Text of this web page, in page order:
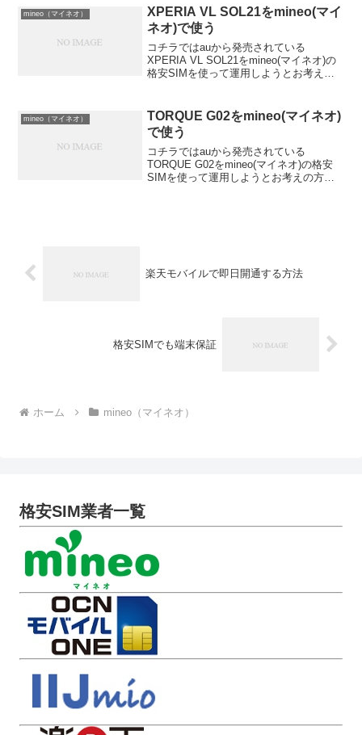
格安SIMのAプランとドコモ回線を使っ
た...
mineo（マイネオ）
XPERIA VL SOL21をmineo(マイ
ネオ)で使う
コチラではauから発売されている
XPERIA VL SOL21をmineo(マイネオ)の
格安SIMを使って運用しようとお考えの
格安SIMのAプランとドコモ回線を使っ...
mineo（マイネオ）
TORQUE G02をmineo(マイネオ)
で使う
コチラではauから発売されている
TORQUE G02をmineo(マイネオ)の格安
SIMを使って運用しようとお考えの方向
楽天モバイルで即日開通する方法
格安SIMでも端末保証
ホーム mineo（マイネオ）
格安SIM業者一覧